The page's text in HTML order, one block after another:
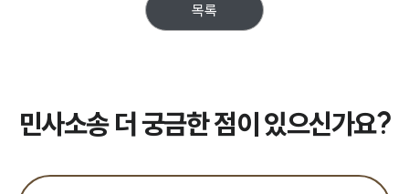
전체
목록
민사소송 더 궁금한 점이 있으신가요?